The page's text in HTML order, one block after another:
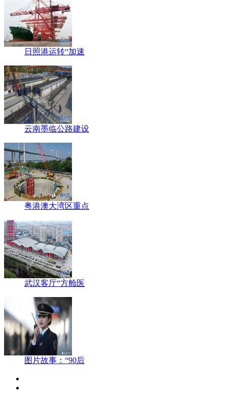
日照港运转“加速
云南墨临公路建设
粤港澳大湾区重点
武汉客厅“方舱医
图片故事：“90后